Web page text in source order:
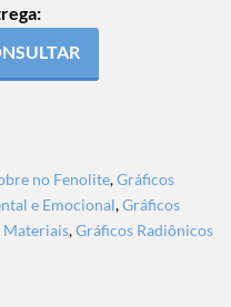
no Fenolite,Gráficos
e Emocional,Gráficos
Materiais,Gráficos Radiônicos